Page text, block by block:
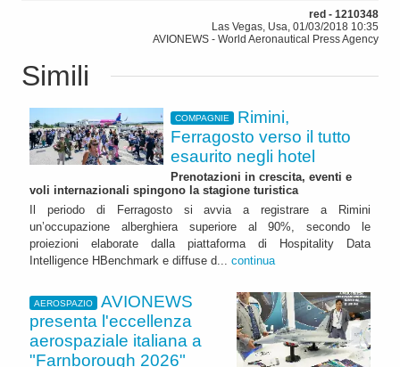
red - 1210348
Las Vegas, Usa, 01/03/2018 10:35
AVIONEWS - World Aeronautical Press Agency
Simili
COMPAGNIE
Rimini,
Ferragosto verso il tutto
esaurito negli hotel
Prenotazioni in crescita, eventi e
voli internazionali spingono la stagione turistica
Il periodo di Ferragosto si avvia a registrare a Rimini
un’occupazione alberghiera superiore al 90%, secondo le
proiezioni elaborate dalla piattaforma di Hospitality Data
Intelligence HBenchmark e diffuse d... continua
AEROSPAZIO
AVIONEWS
presenta l'eccellenza
aerospaziale italiana a
"Farnborough 2026"